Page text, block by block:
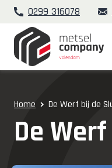
0299 316078
Home De Werf bij de
De